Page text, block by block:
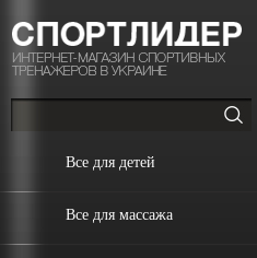
Все для детей
Все для массажа